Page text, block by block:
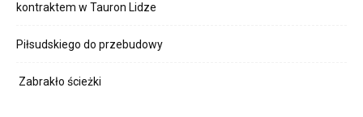
kontraktem w Tauron Lidze
Piłsudskiego do przebudowy
Zabrakło ścieżki